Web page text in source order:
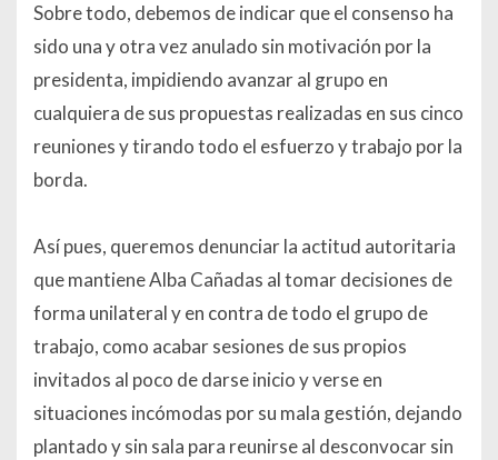
Sobre todo, debemos de indicar que el consenso ha
sido una y otra vez anulado sin motivación por la
presidenta, impidiendo avanzar al grupo en
cualquiera de sus propuestas realizadas en sus cinco
reuniones y tirando todo el esfuerzo y trabajo por la
borda.
Así pues, queremos denunciar la actitud autoritaria
que mantiene Alba Cañadas al tomar decisiones de
forma unilateral y en contra de todo el grupo de
trabajo, como acabar sesiones de sus propios
invitados al poco de darse inicio y verse en
situaciones incómodas por su mala gestión, dejando
plantado y sin sala para reunirse al desconvocar sin